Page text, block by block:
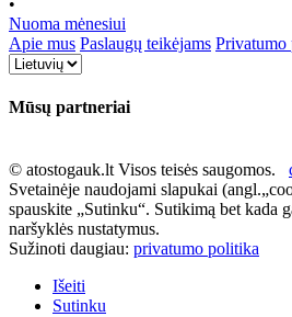
Nuoma mėnesiui
Apie mus Paslaugų teikėjams Privatumo
Mūsų partneriai
© atostogauk.lt Visos teisės saugomos.
Svetainėje naudojami slapukai
spauskite „Sutinku“. Sutikimą bet kada
naršyklės nustatymus.
Sužinoti daugiau: privatumo politika
Išeiti
Sutinku